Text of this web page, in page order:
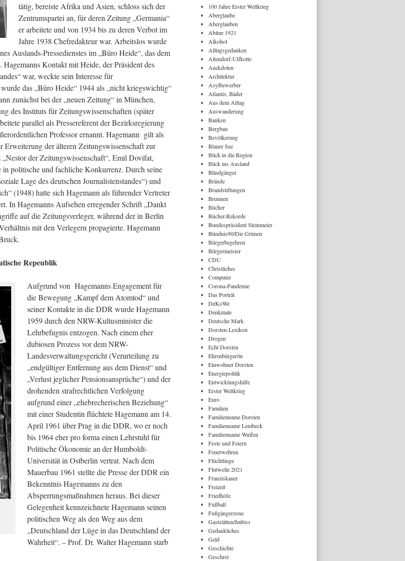
tätig, bereiste Afrika und Asien, schloss sich der
Zentrumspartei an, für deren Zeitung „Germania“
er arbeitete und von 1934 bis zu deren Verbot im
Jahre 1938 Chefredakteur war. Arbeitslos wurde
Auslands-Pressedienstes im „Büro Heide“, das dem
Kontakt mit Heide, der Präsident des
war, weckte sein Interesse für
das „Büro Heide“ 1944 als „nicht kriegswichtig“
zunächst bei der „neuen Zeitung“ in München,
des Instituts für Zeitungswissenschaften (später
parallel als Pressereferent der Bezirksregierung
Professor ernannt. Hagemann gilt als
Erweiterung der älteren Zeitungswissenschaft zur
der Zeitungswissenschaft“, Emil Dovifat,
in politische und fachliche Konkurrenz. Durch seine
Lage des deutschen Journalistenstandes“) und
(1948) hatte sich Hagemann als führender Vertreter
In Hagemanns Aufsehen erregender Schrift „Dankt
auf die Zeitungsverleger, während der in Berlin
mit den Verlegern propagierte. Hagemann
Repeublik
Aufgrund von Hagemanns Engagement für
die Bewegung „Kampf dem Atomtod“ und
seiner Kontakte in die DDR wurde Hagemann
1959 durch den NRW-Kultusminister die
Lehrbefugnis entzogen. Nach einem eher
dubiosen Prozess vor dem NRW-
Landesverwaltungsgericht (Verurteilung zu
„endgültiger Entfernung aus dem Dienst“ und
„Verlust jeglicher Pensionsansprüche“) und der
drohenden strafrechtlichen Verfolgung
aufgrund einer „ehebrecherischen Beziehung“
mit einer Studentin flüchtete Hagemann am 14.
April 1961 über Prag in die DDR, wo er noch
bis 1964 eher pro forma einen Lehrstuhl für
Politische Ökonomie an der Humboldt-
Universität in Ostberlin vertrat. Nach dem
Mauerbau 1961 stellte die Presse der DDR ein
Bekenntnis Hagemanns zu den
Absperrungsmaßnahmen heraus. Bei dieser
Gelegenheit kennzeichnete Hagemann seinen
politischen Weg als den Weg aus dem
„Deutschland der Lüge in das Deutschland der
Wahrheit“. – Prof. Dr. Walter Hagemann starb
100 Jahre Erster Weltkrieg
Aberglaube
Aberglauben
Abitur 1921
Alkohol
Alltagsgedanken
Altendorf-Ulfkotte
Anekdoten
Architektur
Asylbewerber
Atlantis, Bäder
Aus dem Alltag
Auswanderung
Banken
Bergbau
Bevölkerung
Blauer See
Blick in die Region
Blick ins Ausland
Blindgänger
Brände
Brandstiftungen
Brunnen
Bücher
Bücher-Rekorde
Bundespräsident Steinmeier
Bündnis90/Die Grünen
Bürgerbegehren
Bürgermeister
CDU
Christliches
Computer
Corona-Pandemie
Das Porträt
DeKoWe
Denkmale
Deutsche Mark
Dorsten-Lexikon
Drogen
Echt Dorsten
Ehrenbürger/in
Einwohner Dorsten
Energiepolitik
Entwicklungshilfe
Erster Weltkrieg
Euro
Familien
Familienname Dorsten
Familienname Lembeck
Familienname Wulfen
Feste und Feiern
Feuerwehren
Flüchtlinge
Flutwelle 2021
Franziskaner
Freizeit
Friedhöfe
Fußball
Fußgängerzone
Gaststätten/Imbiss
Gedankliches
Geld
Geschichte
Geschrei